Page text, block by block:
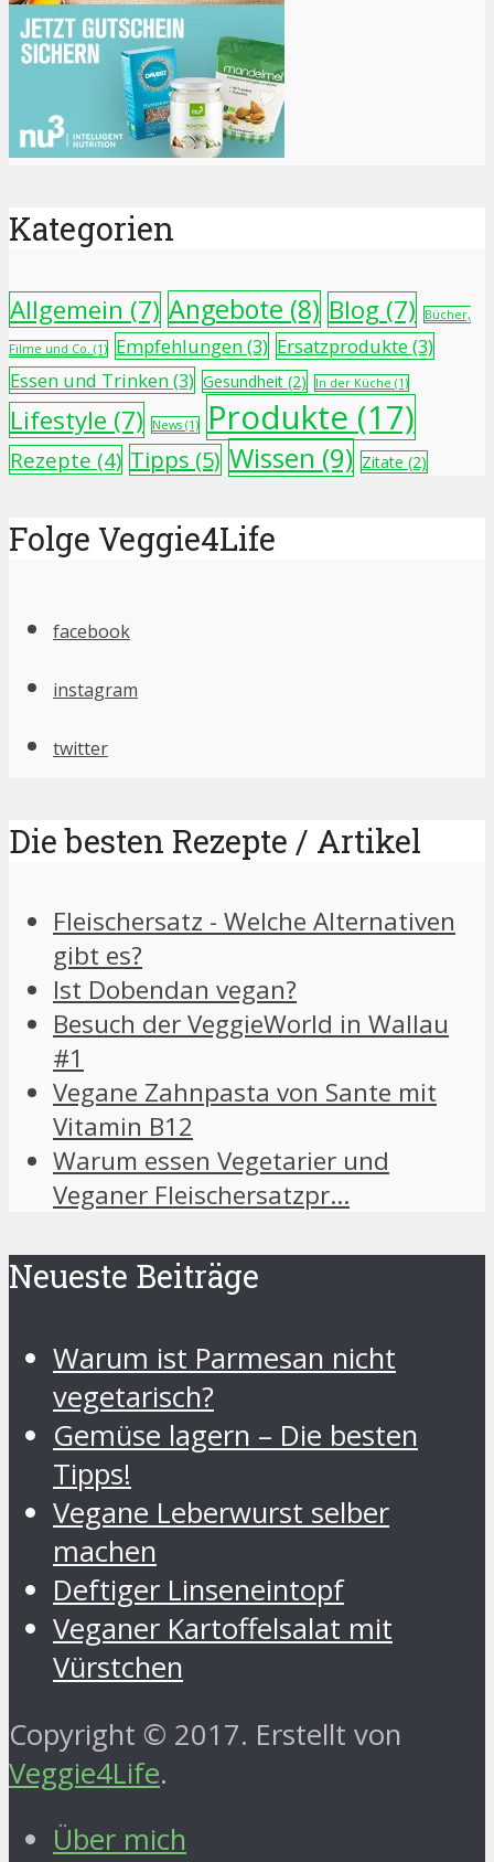
Kategorien
Allgemein (7) Angebote (8) Blog (7) Bücher,
Filme und Co. (1) Empfehlungen(3) Ersatzprodukte (3)
Essen und Trinken(3) Gesundheit (2) In der Küche (1)
Lifestyle (7) News (1) Produkte (17)
Rezepte (4) Tipps (5) Wissen (9) Zitate (2)
Folge Veggie4Life
facebook
instagram
twitter
Die besten Rezepte / Artikel
Fleischersatz - Welche Alternativen
gibt es?
Ist Dobendan vegan?
Besuch der VeggieWorld in Wallau
#1
Vegane Zahnpasta von Sante mit
Vitamin B12
Warum essen Vegetarier und
Veganer Fleischersatzpr…
Neueste Beiträge
Warum ist Parmesan nicht
vegetarisch?
Gemüse lagern – Die besten
Tipps!
Vegane Leberwurst selber
machen
Deftiger Linseneintopf
Veganer Kartoffelsalat mit
Vürstchen
Copyright © 2017. Erstellt von
Veggie4Life.
Über mich